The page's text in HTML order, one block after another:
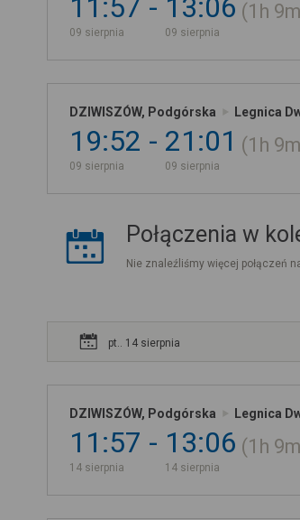
11:57
09 sierpnia
13:06
09 sierpnia
1h
DZIWISZÓW, Podgórska Legnica
19:52
09 sierpnia
21:01
09 sierpnia
1h
Połączenia w
Nie znaleźliśmy więcej połączeń
pt.. 14 sierpnia
DZIWISZÓW, Podgórska Legnica
11:57
14 sierpnia
13:06
14 sierpnia
1h